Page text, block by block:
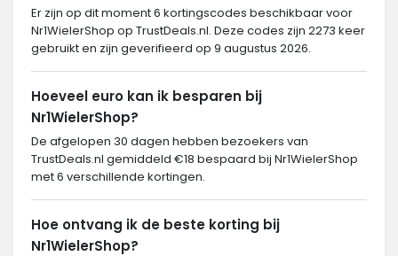
Er zijn op dit moment 6 kortingscodes beschikbaar voor
Nr1WielerShop op TrustDeals.nl. Deze codes zijn 2273 keer
gebruikt en zijn geverifieerd op 9 augustus 2026.
Hoeveel euro kan ik besparen bij
Nr1WielerShop?
De afgelopen 30 dagen hebben bezoekers van
TrustDeals.nl gemiddeld €18 bespaard bij Nr1WielerShop
met 6 verschillende kortingen.
Hoe ontvang ik de beste korting bij
Nr1WielerShop?